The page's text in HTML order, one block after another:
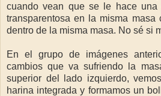
cuando vean que se le hace una
transparentosa en la misma masa
dentro de la misma masa. No sé si
En el grupo de imágenes
cambios que va sufriendo la
superior del lado izquierdo,
harina integrada y formamos un